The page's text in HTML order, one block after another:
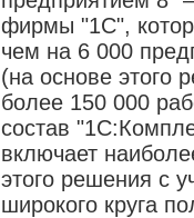
фирмы "1С",
чем на 6 000
(на основе этого
более 150 000
состав
включает
этого решения с
широкого круга